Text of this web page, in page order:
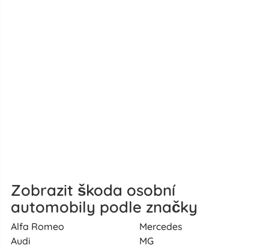
Zobrazit škoda osobní
automobily podle značky
Alfa Romeo
Audi
Mercedes
MG